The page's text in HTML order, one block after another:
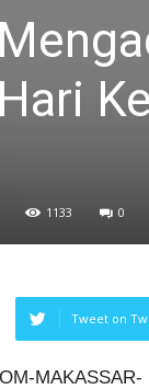
1133 0
Tweet on
MAKASSAR-